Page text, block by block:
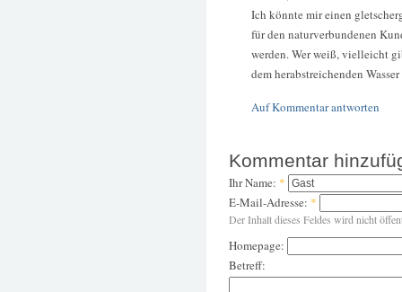
Ich könnte mir einen
für den naturverbundenen
werden. Wer weiß, vielleicht
dem herabstreichenden
Auf Kommentar antworten
Kommentar
Ihr Name: *
E-Mail-Adresse: *
Der Inhalt dieses Feldes wird nicht
Homepage:
Betreff: